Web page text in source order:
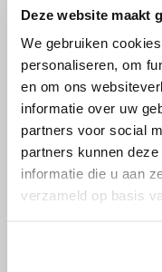
Deze website maakt
We gebruiken
personaliseren, om
en om ons
informatie over uw
partners voor social
partners kunnen
informatie die u aan
verzameld op basis
Doe mee
enquête
Lees